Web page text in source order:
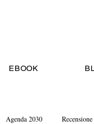
EBOOK
Agenda 2030 Recensione